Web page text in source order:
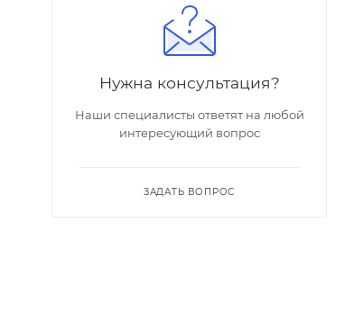
Нужна консультация?
Наши специалисты ответят на любой
интересующий вопрос
ЗАДАТЬ ВОПРОС